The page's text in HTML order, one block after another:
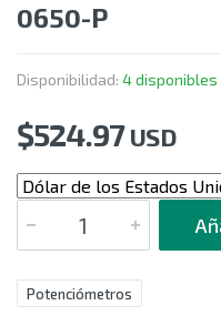
0650-P
Disponibilidad: 4 disponibles
$524.97USD
CANTIDAD
Potenciómetros